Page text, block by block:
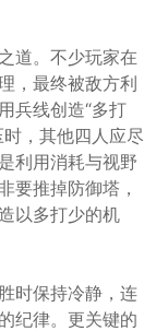
道。不少玩家在
，最终被敌方利
兵线创造“多打
，其他四人应尽
利用消耗与视野
要推掉防御塔，
以多打少的机
时保持冷静，连
纪律。更关键的